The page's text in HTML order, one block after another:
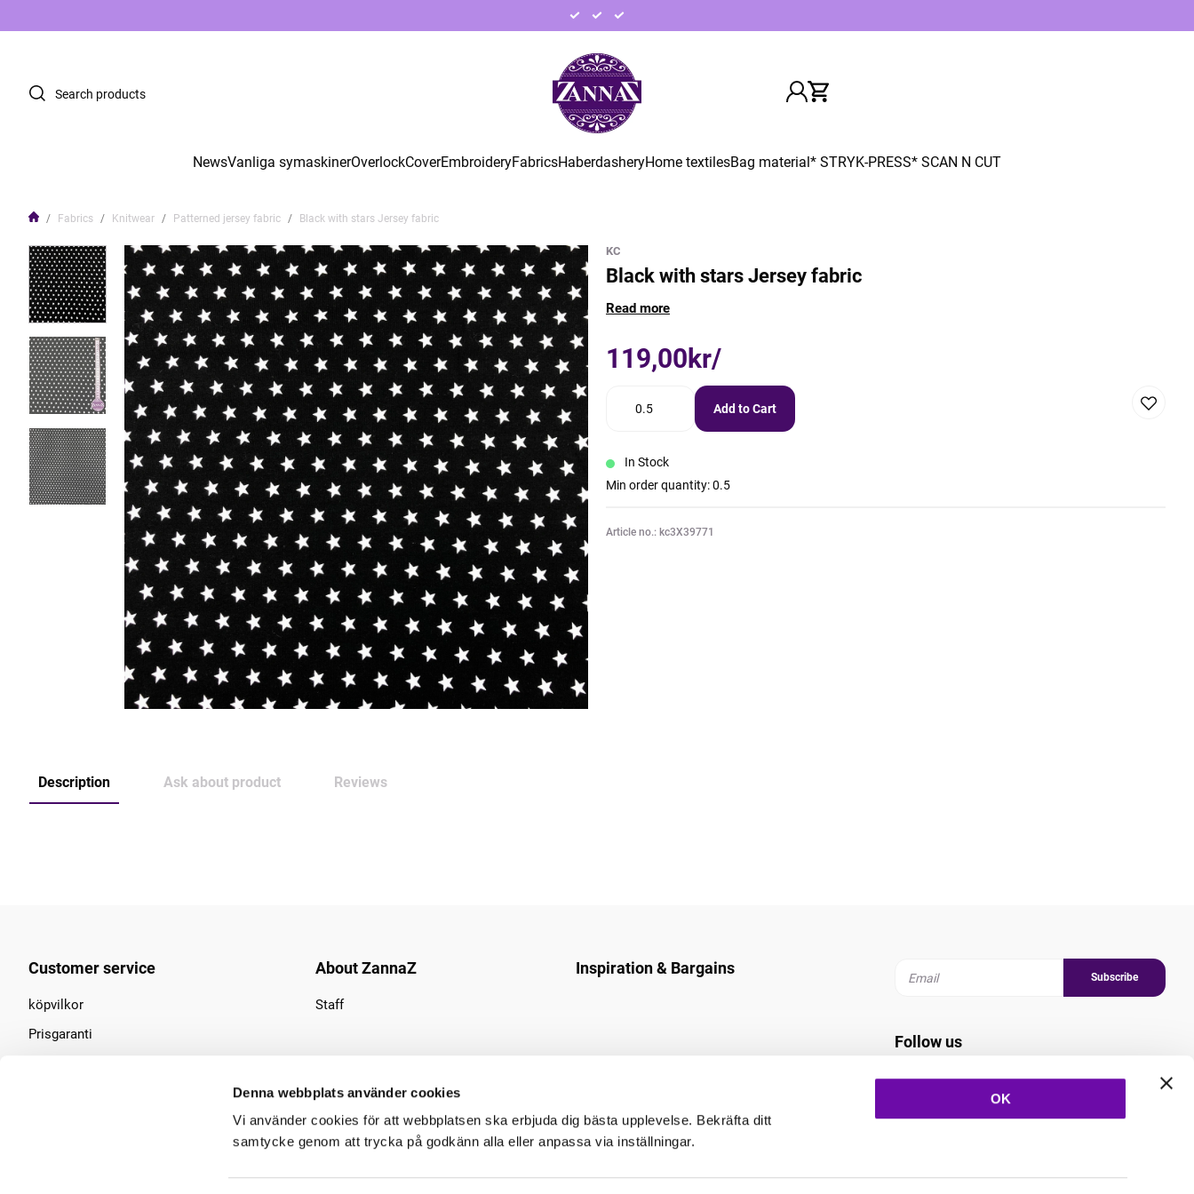
Denna webbplats använder cookies
Vi använder cookies för att webbplatsen ska erbjuda dig bästa upplevelse. Bekräfta ditt
samtycke genom att trycka på godkänn alla eller anpassa via inställningar.
OK
NewsVanliga symaskinerOverlockCoverEmbroideryFabricsHaberdasheryHome textilesBag material* STRYK-PRESS* SCAN N CUT
Fabrics Knitwear Patterned jersey fabric Black with stars Jersey fabric
KC
Black with stars Jersey fabric
Read more
119,00kr/
Add to Cart
In Stock
Min order quantity: 0.5
Article no.: kc3X39771
Description Ask about product Reviews
Customer service
köpvilkor
Prisgaranti
About ZannaZ
Staff
Inspiration & Bargains
Subscribe
Follow us